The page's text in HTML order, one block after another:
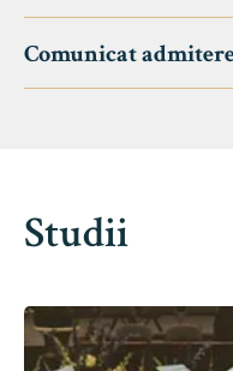
Comunicat
Studii